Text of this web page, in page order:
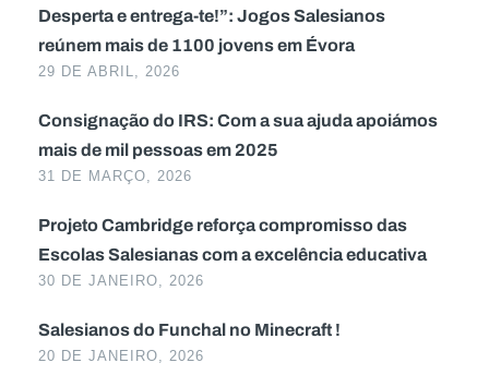
Desperta e entrega-te!”: Jogos Salesianos
reúnem mais de 1100 jovens em Évora
29 DE ABRIL, 2026
Consignação do IRS: Com a sua ajuda apoiámos
mais de mil pessoas em 2025
31 DE MARÇO, 2026
Projeto Cambridge reforça compromisso das
Escolas Salesianas com a excelência educativa
30 DE JANEIRO, 2026
Salesianos do Funchal no Minecraft !
20 DE JANEIRO, 2026